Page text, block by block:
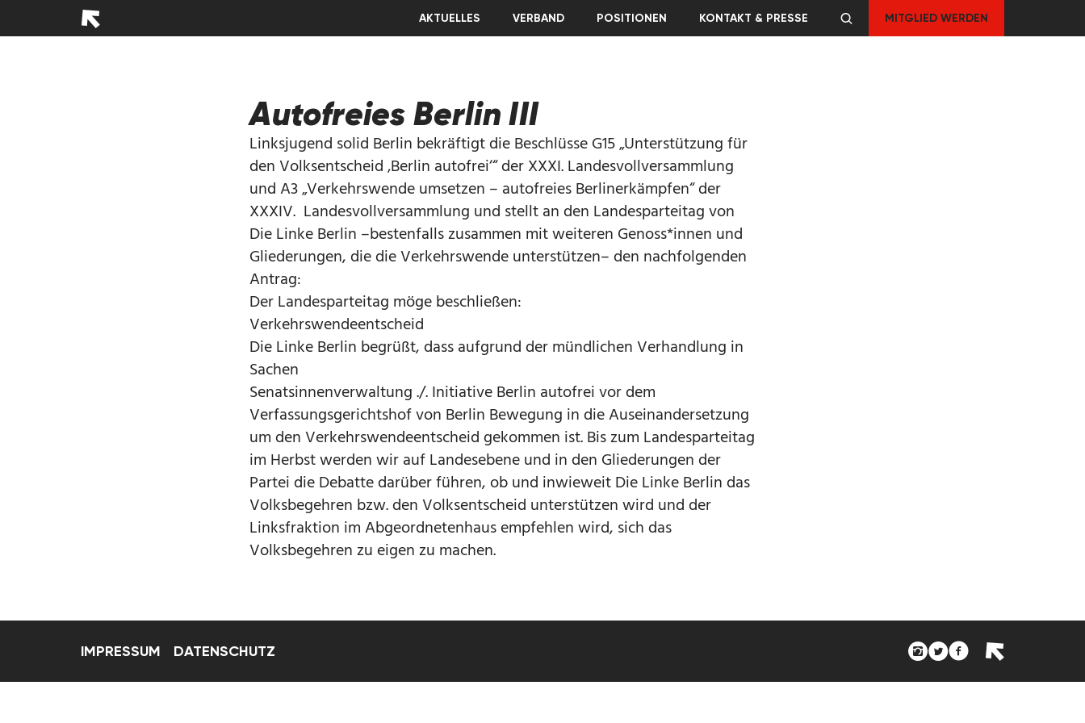
AKTUELLES VERBAND POSITIONEN KONTAKT & PRESSE MITGLIED WERDEN
Autofreies Berlin III
Linksjugend solid Berlin bekräftigt die Beschlüsse G15 „Unterstützung für
den Volksentscheid ‚Berlin autofrei‘“ der XXXI. Landesvollversammlung
und A3 „Verkehrswende umsetzen – autofreies Berlinerkämpfen“ der
XXXIV. Landesvollversammlung und stellt an den Landesparteitag von
Die Linke Berlin –bestenfalls zusammen mit weiteren Genoss*innen und
Gliederungen, die die Verkehrswende unterstützen– den nachfolgenden
Antrag:
Der Landesparteitag möge beschließen:
Verkehrswendeentscheid
Die Linke Berlin begrüßt, dass aufgrund der mündlichen Verhandlung in
Sachen
Senatsinnenverwaltung ./. Initiative Berlin autofrei vor dem
Verfassungsgerichtshof von Berlin Bewegung in die Auseinandersetzung
um den Verkehrswendeentscheid gekommen ist. Bis zum Landesparteitag
im Herbst werden wir auf Landesebene und in den Gliederungen der
Partei die Debatte darüber führen, ob und inwieweit Die Linke Berlin das
Volksbegehren bzw. den Volksentscheid unterstützen wird und der
Linksfraktion im Abgeordnetenhaus empfehlen wird, sich das
Volksbegehren zu eigen zu machen.
IMPRESSUM DATENSCHUTZ